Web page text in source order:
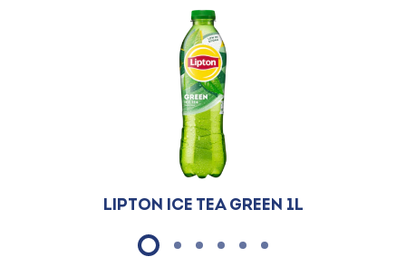
Lipton Ice Tea Green 1L